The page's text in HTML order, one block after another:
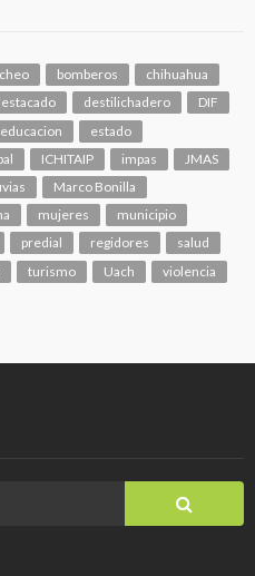
bomberos
chihuahua
destilichadero
DIF
educacion
estado
ICHITAIP impas
JMAS
Marco Bonilla
mujeres
municipio
predial regidores
salud
turismo Uach violencia